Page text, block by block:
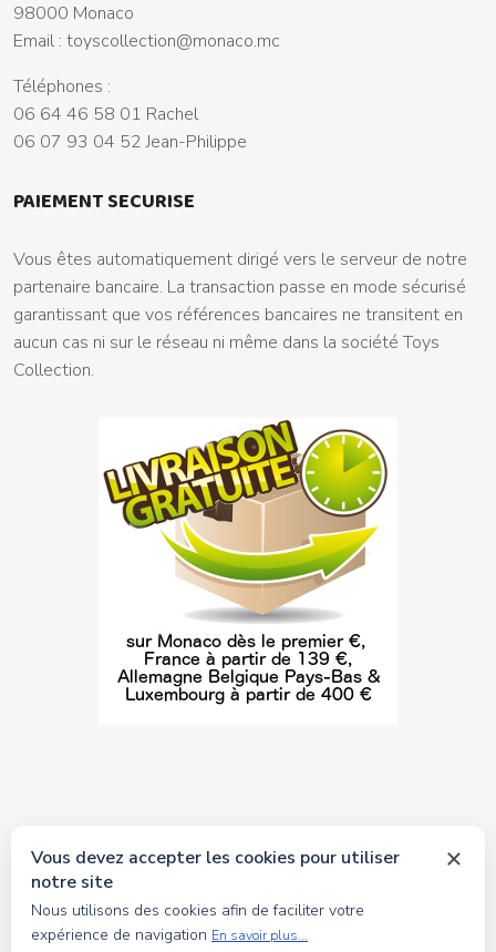
98000 Monaco
Email : toyscollection@monaco.mc
Téléphones :
06 64 46 58 01 Rachel
06 07 93 04 52 Jean-Philippe
PAIEMENT SECURISE
Vous êtes automatiquement dirigé vers le serveur de notre
partenaire bancaire. La transaction passe en mode sécurisé
garantissant que vos références bancaires ne transitent en
aucun cas ni sur le réseau ni même dans la société Toys
Collection.
© 2026 tous droits réservés Toyscollection. Réalisation
oceanesoft.com
Vous devez accepter les cookies pour utiliser
notre site
Nous utilisons des cookies afin de faciliter votre
expérience de navigation En savoir plus...